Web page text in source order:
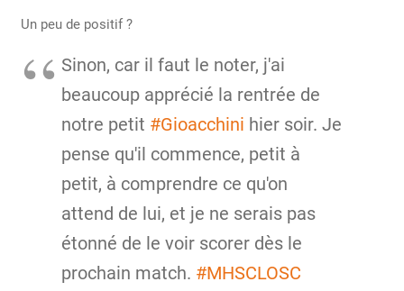
Un peu de positif ?
Sinon, car il faut le noter, j'ai
beaucoup apprécié la rentrée de
notre petit #Gioacchini hier soir. Je
pense qu'il commence, petit à
petit, à comprendre ce qu'on
attend de lui, et je ne serais pas
étonné de le voir scorer dès le
prochain match. #MHSCLOSC